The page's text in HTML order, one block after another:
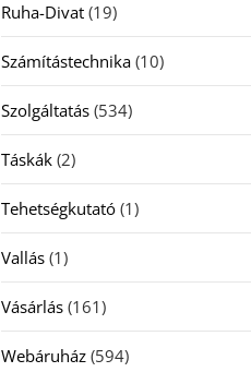
Ruha-Divat(19)
Számítástechnika(10)
Szolgáltatás(534)
Táskák(2)
Tehetségkutató(1)
Vallás(1)
Vásárlás(161)
Webáruház(594)